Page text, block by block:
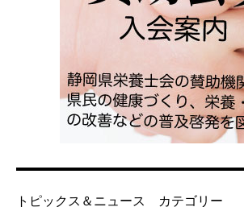
トピックス＆ニュース カテゴリー